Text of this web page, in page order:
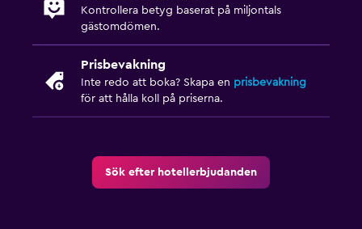
Kontrollera betyg baserat på miljontals
gästomdömen.
Prisbevakning
Inte redo att boka? Skapa en prisbevakning
för att hålla koll på priserna.
Sök efter hotellerbjudanden